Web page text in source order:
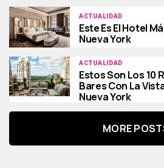
ACTUALIDAD
Este Es El Hotel
Nueva York
ACTUALIDAD
Estos Son Los 10
Bares Con La
Nueva York
MORE